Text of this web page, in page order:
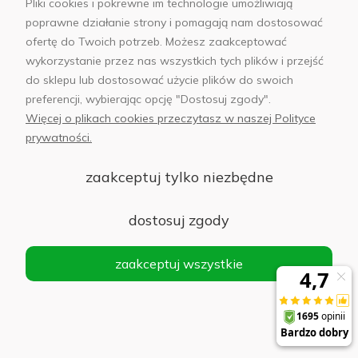
Powerbank 10000mAh Ugreen Nexode PB502,
USB + USB-C, 30W PD (czarny)
79,00 zł
Powiadom
dostępności
Powerbank Ugreen PB311 10000 mAh Czarny
82,00 zł
Powiadom
Powerbank AWEI P102K 80000 mAh 22.5 W
Pliki cookies i pokrewne im technologie umożliwiają
poprawne działanie strony i pomagają nam dostosować
ofertę do Twoich potrzeb. Możesz zaakceptować
wykorzystanie przez nas wszystkich tych plików i przejść
do sklepu lub dostosować użycie plików do swoich
preferencji, wybierając opcję "Dostosuj zgody".
Więcej o plikach cookies przeczytasz w naszej Polityce
prywatności.
zaakceptuj tylko niezbędne
dostosuj zgody
zaakceptuj wszystkie